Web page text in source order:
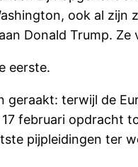
ook al
Donald Trump.
eerste.
terwijl de
februari
pijpleidingen ter